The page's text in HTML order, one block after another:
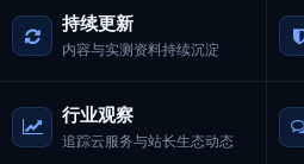
持续更新
内容与实测资料持续沉淀
行业观察
追踪云服务与站长生态动态